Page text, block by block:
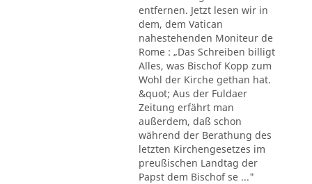
entfernen. Jetzt lesen wir in
dem, dem Vatican
nahestehenden Moniteur de
Rome : „Das Schreiben billigt
Alles, was Bischof Kopp zum
Wohl der Kirche gethan hat.
&quot; Aus der Fuldaer
Zeitung erfährt man
außerdem, daß schon
während der Berathung des
letzten Kirchengesetzes im
preußischen Landtag der
Papst dem Bischof se ..."